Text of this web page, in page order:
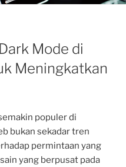
Mode di
Meningkatkan
populer di
bukan sekadar tren
permintaan yang
yang berpusat pada